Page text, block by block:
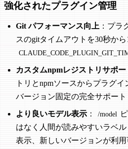
強化されたプラグイン管理
Git パフォーマンス向上 ：プラ
スのgitタイムアウトを30秒から
カスタムnpmレジストリサポー
トリとnpmソースからプラグ
バージョン固定の完全サポート
より良いモデル表示 ： /model
はなく人間が読みやすいラベル
表示、新しいバージョンが利